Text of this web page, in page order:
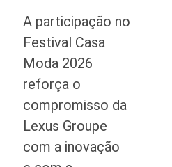
A participação no
Festival Casa
Moda 2026
reforça o
compromisso da
Lexus Groupe
com a inovação